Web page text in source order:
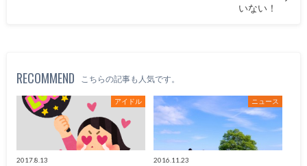
いない！
RECOMMEND こちらの記事も人気です。
アイドル
2017.8.13
ニュース
2016.11.23